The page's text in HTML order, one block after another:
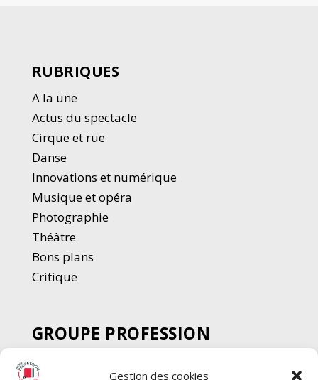
Gestion des cookies
RUBRIQUES
A la une
Actus du spectacle
Cirque et rue
Danse
Innovations et numérique
Musique et opéra
Photographie
Théâtre
Bons plans
Critique
GROUPE PROFESSION
SPECTACLE